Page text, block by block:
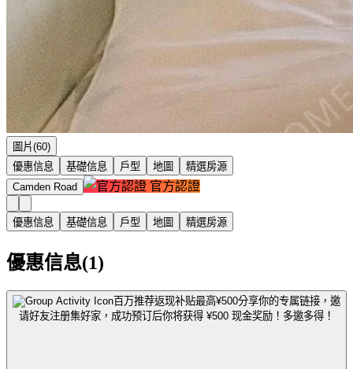
圖片(60)
優惠信息
基礎信息 戶型 地圖
精選房源
Camden Road
官方認證
優惠信息 基礎信息 戶型 地圖 精選房源
優惠信息(1)
百万推荐返现补贴最高¥500分享你的专属链接，邀
请好友注册集好家，成功预订后你将获得 ¥500 现金奖励！多邀多得！